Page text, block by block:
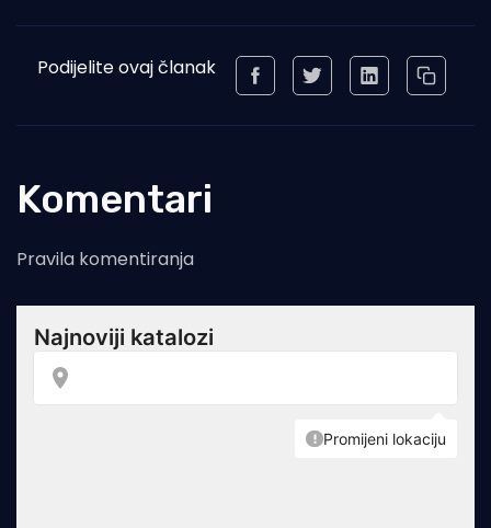
Podijelite ovaj članak
Komentari
Pravila komentiranja